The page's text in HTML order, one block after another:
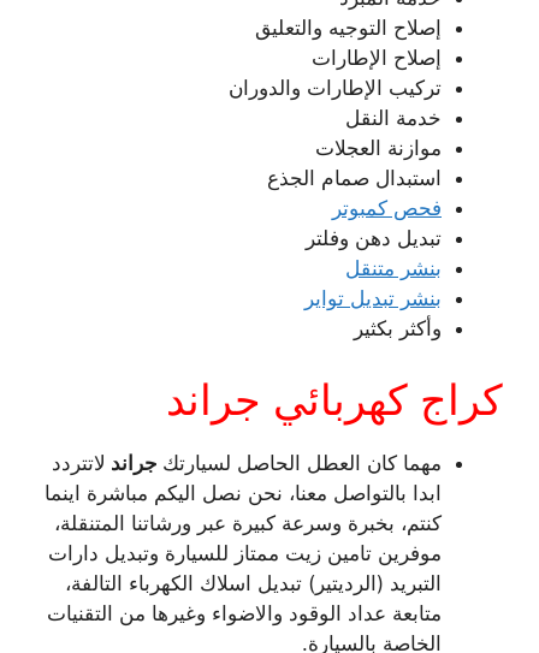
إصلاح التوجيه والتعليق
إصلاح الإطارات
تركيب الإطارات والدوران
خدمة النقل
موازنة العجلات
استبدال صمام الجذع
فحص كمبوتر
تبديل دهن وفلتر
بنشر متنقل
بنشر تبديل تواير
وأكثر بكثير
كراج كهربائي جراند
مهما كان العطل الحاصل لسيارتك جراند لاتتردد
ابدا بالتواصل معنا، نحن نصل اليكم مباشرة اينما
كنتم، بخبرة وسرعة كبيرة عبر ورشاتنا المتنقلة،
موفرين تامين زيت ممتاز للسيارة وتبديل دارات
التبريد (الرديتير) تبديل اسلاك الكهرباء التالفة،
متابعة عداد الوقود والاضواء وغيرها من التقنيات
الخاصة بالسيارة.